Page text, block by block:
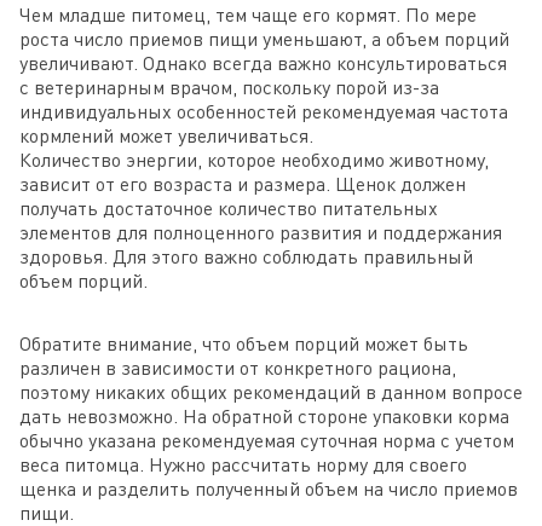
Чем младше питомец, тем чаще его кормят. По мере
роста число приемов пищи уменьшают, а объем порций
увеличивают. Однако всегда важно консультироваться
с ветеринарным врачом, поскольку порой из-за
индивидуальных особенностей рекомендуемая частота
кормлений может увеличиваться.
Количество энергии, которое необходимо животному,
зависит от его возраста и размера. Щенок должен
получать достаточное количество питательных
элементов для полноценного развития и поддержания
здоровья. Для этого важно соблюдать правильный
объем порций.
Обратите внимание, что объем порций может быть
различен в зависимости от конкретного рациона,
поэтому никаких общих рекомендаций в данном вопросе
дать невозможно. На обратной стороне упаковки корма
обычно указана рекомендуемая суточная норма с учетом
веса питомца. Нужно рассчитать норму для своего
щенка и разделить полученный объем на число приемов
пищи.